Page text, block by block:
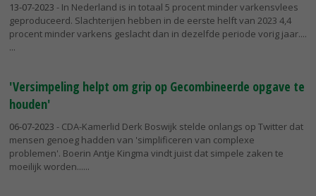
13-07-2023 - In Nederland is in totaal 5 procent minder varkensvlees
geproduceerd. Slachterijen hebben in de eerste helft van 2023 4,4
procent minder varkens geslacht dan in dezelfde periode vorig jaar....
'Versimpeling helpt om grip op Gecombineerde opgave te
houden'
06-07-2023 - CDA-Kamerlid Derk Boswijk stelde onlangs op Twitter dat
mensen genoeg hadden van 'simplificeren van complexe
problemen'. Boerin Antje Kingma vindt juist dat simpele zaken te
moeilijk worden...